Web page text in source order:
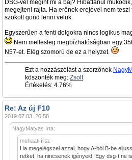
DSG-vel megint mi a baj? Hibátlanul
megejteni rajta. Ha erőnek erejével nem teszi
szokott gond lenni velük.
Egyszerűen a fenti dolgokra nincs logikus
Nem mellesleg megbízhatóságban egy
N57-et. Elég szomorú de ez a helyzet.
Ezt a hozzászólást a szerzőnek
köszönték meg: Zsolt
Értékelés: 4.76%
Re: Az új F10
2019.07.03. 20:58
NagyMatyas írta:
muhaati írta:
Ha megelégszel azzal, hogy A-ból B-be
retket, ha nincsenek igényeid. Egy dsg-t ne